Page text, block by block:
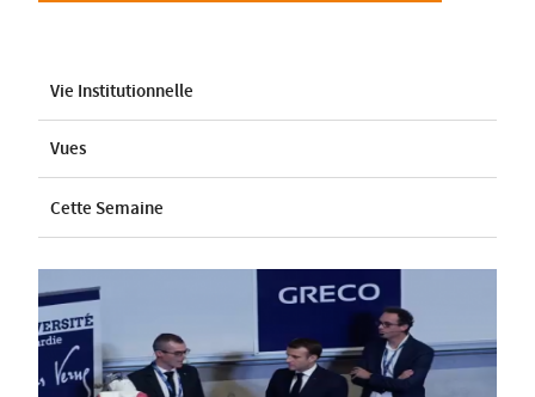
Vie Institutionnelle
Vues
Cette Semaine